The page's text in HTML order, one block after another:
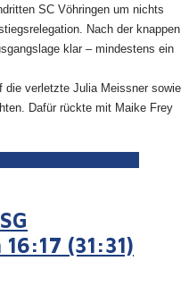
SC Vöhringen um nichts
Nach der knappen
klar – mindestens ein
die verletzte Julia Meissner sowie
Dafür rückte mit Maike Frey
(31:31)